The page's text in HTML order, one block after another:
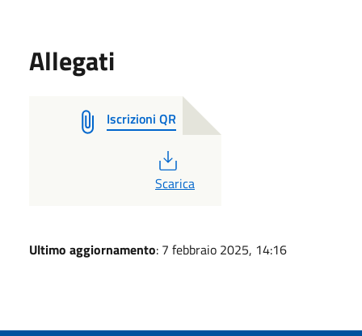
Allegati
Iscrizioni QR
PDF
Scarica
Ultimo aggiornamento: 7 febbraio 2025, 14:16